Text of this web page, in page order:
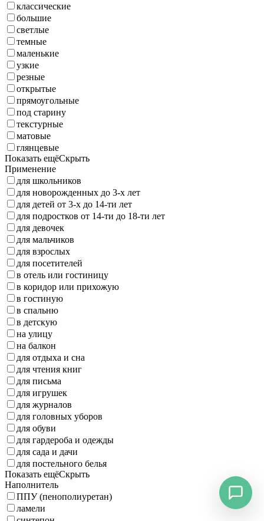
классические
большие
светлые
темные
маленькие
узкие
резные
открытые
прямоугольные
под старину
текстурные
матовые
глянцевые
Показать ещёСкрыть
Применение
для школьников
для новорожденных до 3-х лет
для детей от 3-х до 14-ти лет
для подростков от 14-ти до 18-ти лет
для девочек
для мальчиков
для взрослых
для посетителей
в отель или гостиницу
в коридор или прихожую
в гостиную
в спальню
в детскую
на улицу
на балкон
для отдыха и сна
для чтения книг
для письма
для игрушек
для журналов
для головных уборов
для обуви
для гардероба и одежды
для сада и дачи
для постельного белья
Показать ещёСкрыть
Наполнитель
ППУ (пенополиуретан)
ламели